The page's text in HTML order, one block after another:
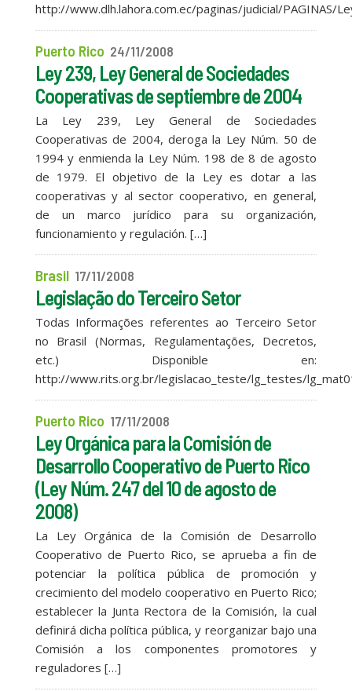
http://www.dlh.lahora.com.ec/paginas/judicial/PAGINAS/
Puerto Rico 24/11/2008
Ley 239, Ley General de Sociedades
Cooperativas de septiembre de 2004
La Ley 239, Ley General de Sociedades
Cooperativas de 2004, deroga la Ley Núm. 50 de
1994 y enmienda la Ley Núm. 198 de 8 de agosto
de 1979. El objetivo de la Ley es dotar a las
cooperativas y al sector cooperativo, en general,
de un marco jurídico para su organización,
funcionamiento y regulación. […]
Brasil 17/11/2008
Legislação do Terceiro Setor
Todas Informações referentes ao Terceiro Setor
no Brasil (Normas, Regulamentações, Decretos,
etc.) Disponible en:
http://www.rits.org.br/legislacao_teste/lg_testes/
Puerto Rico 17/11/2008
Ley Orgánica para la Comisión de
Desarrollo Cooperativo de Puerto Rico
(Ley Núm. 247 del 10 de agosto de
2008)
La Ley Orgánica de la Comisión de Desarrollo
Cooperativo de Puerto Rico, se aprueba a fin de
potenciar la política pública de promoción y
crecimiento del modelo cooperativo en Puerto Rico;
establecer la Junta Rectora de la Comisión, la cual
definirá dicha política pública, y reorganizar bajo una
Comisión a los componentes promotores y
reguladores […]